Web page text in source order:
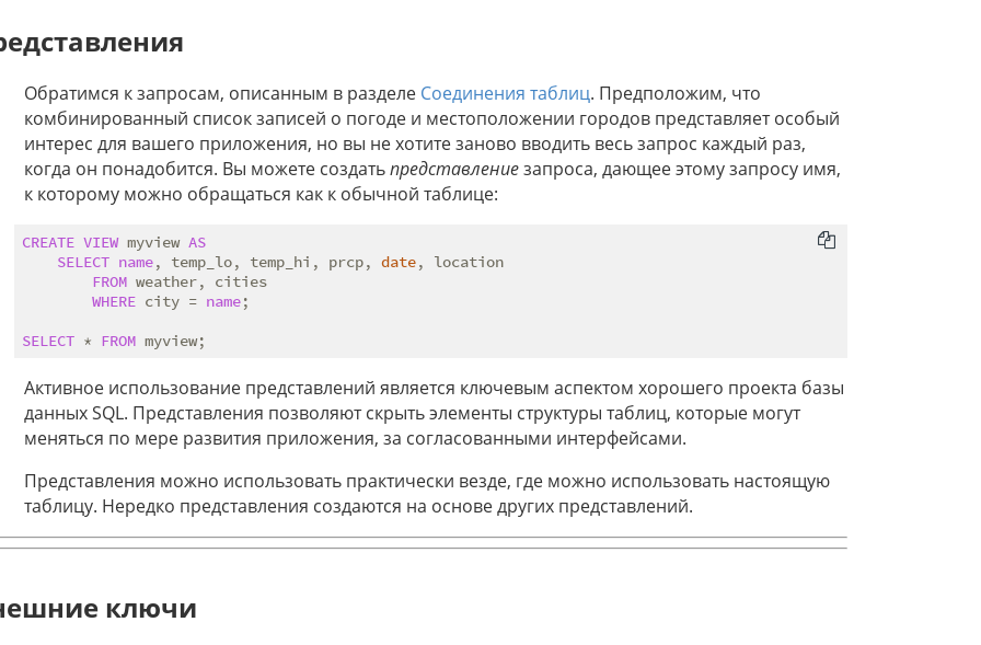
Обратимся к запросам, описанным в разделе Соединения таблиц. Предположим, что
комбинированный список записей о погоде и местоположении городов представляет особый
интерес для вашего приложения, но вы не хотите заново вводить весь запрос каждый раз,
когда он понадобится. Вы можете создатьпредставлениезапроса, дающее этому запросу имя,
к которому можно обращаться как к обычной таблице:
CREATE VIEW myview AS
SELECT name, temp_lo, temp_hi, prcp, date, location
FROM weather, cities
WHERE city = name;
SELECT * FROM
Активное использование представлений является ключевым аспектом хорошего проекта базы
данных SQL. Представления позволяют скрыть элементы структуры таблиц, которые могут
меняться по мере развития приложения, за согласованными интерфейсами.
Представления можно использовать практически везде, где можно использовать настоящую
таблицу. Нередко представления создаются на основе других представлений.
ключи